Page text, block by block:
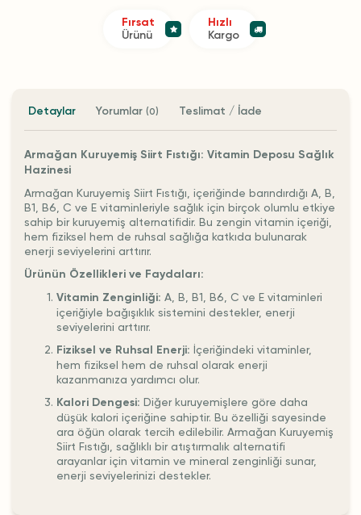
Fırsat
Ürünü
Hızlı
Kargo
Detaylar Yorumlar (0) Teslimat / İade
Armağan Kuruyemiş Siirt Fıstığı: Vitamin Deposu Sağlık
Hazinesi
Armağan Kuruyemiş Siirt Fıstığı, içeriğinde barındırdığı A, B,
B1, B6, C ve E vitaminleriyle sağlık için birçok olumlu etkiye
sahip bir kuruyemiş alternatifidir. Bu zengin vitamin içeriği,
hem fiziksel hem de ruhsal sağlığa katkıda bulunarak
enerji seviyelerini arttırır.
Ürünün Özellikleri ve Faydaları:
Vitamin Zenginliği: A, B, B1, B6, C ve E vitaminleri
içeriğiyle bağışıklık sistemini destekler, enerji
seviyelerini arttırır.
Fiziksel ve Ruhsal Enerji: İçeriğindeki vitaminler,
hem fiziksel hem de ruhsal olarak enerji
kazanmanıza yardımcı olur.
Kalori Dengesi: Diğer kuruyemişlere göre daha
düşük kalori içeriğine sahiptir. Bu özelliği sayesinde
ara öğün olarak tercih edilebilir. Armağan Kuruyemiş
Siirt Fıstığı, sağlıklı bir atıştırmalık alternatifi
arayanlar için vitamin ve mineral zenginliği sunar,
enerji seviyelerinizi destekler.